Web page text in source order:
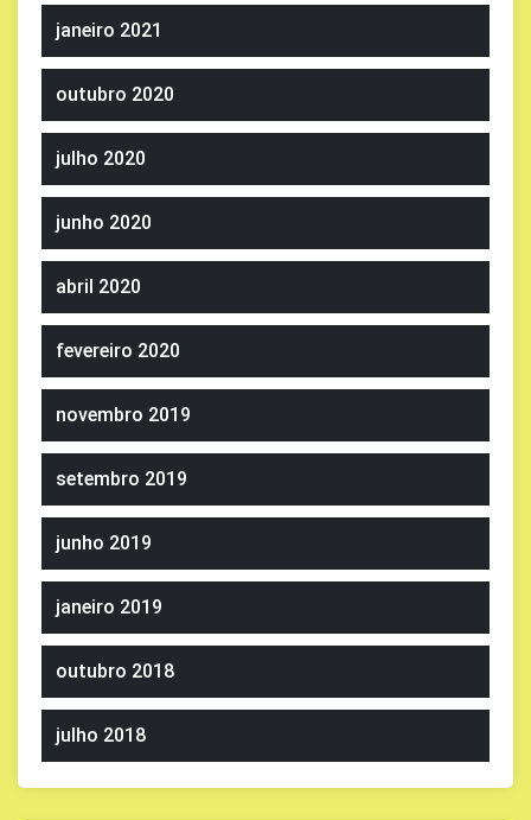
janeiro 2021
outubro 2020
julho 2020
junho 2020
abril 2020
fevereiro 2020
novembro 2019
setembro 2019
junho 2019
janeiro 2019
outubro 2018
julho 2018